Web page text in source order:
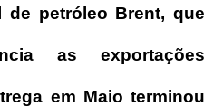
de petróleo Brent, que
as exportações
em Maio terminou